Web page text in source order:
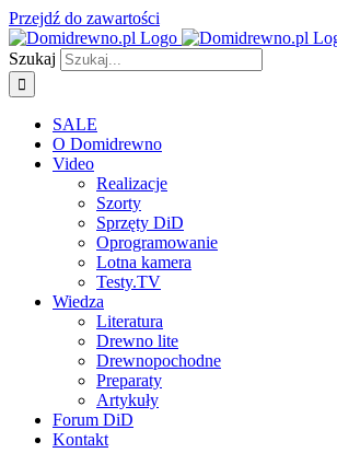
Przejdź do zawartości
Szukaj
SALE
O Domidrewno
Video
Realizacje
Szorty
Sprzęty DiD
Oprogramowanie
Lotna kamera
Testy.TV
Wiedza
Literatura
Drewno lite
Drewnopochodne
Preparaty
Artykuły
Forum DiD
Kontakt